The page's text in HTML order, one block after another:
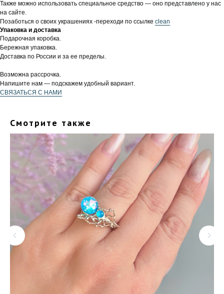
Также можно использовать специальное средство — оно представлено у нас
на сайте.
Позаботься о своих украшениях -переходи по ссылке clean
Упаковка и доставка
Подарочная коробка.
Бережная упаковка.
Доставка по России и за ее пределы.
Возможна рассрочка.
Напишите нам — подскажем удобный вариант.
СВЯЗАТЬСЯ С НАМИ
Смотрите также